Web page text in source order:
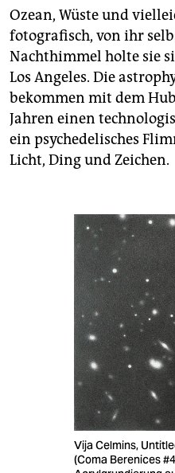
Ozean, Wüste und
fotografisch, von ihr
Nachthimmel holte sie
Los Angeles. Die
bekommen mit dem
Jahren einen
ein psychedelisches
Licht, Ding und Zeichen.
Vija Celmins,
(Coma Berenices